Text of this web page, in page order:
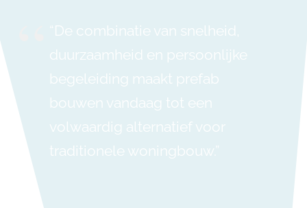
“De combinatie van snelheid,
duurzaamheid en persoonlijke
begeleiding maakt prefab
bouwen vandaag tot een
volwaardig alternatief voor
traditionele woningbouw.”